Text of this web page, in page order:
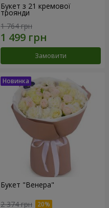
Букет з 21 кремової
троянди
1 764 грн
Замовити
Букет "Венера"
2 374 грн